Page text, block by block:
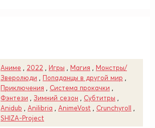
Аниме 2022 Игры Магия
Монстры/
Зверолюди
Попаданцы в другой мир
Приключения
Система прокачки
Фэнтези
Зимний сезон Субтитры
Anidub
Anilibria AnimeVost Crunchyroll
SHIZA-Project